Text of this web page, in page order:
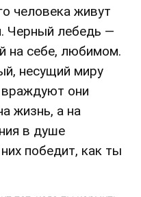
человека живут
Черный лебедь —
на себе, любимом.
несущий миру
враждуют они
жизнь, а на
в душе
победит, как ты